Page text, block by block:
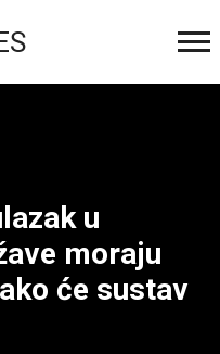
u
moraju
će sustav